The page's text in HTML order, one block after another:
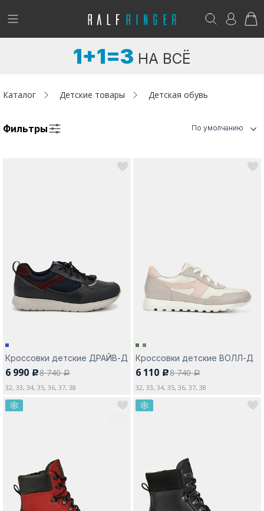
!
Женщинам
Адреса магазинов
Да, все верно Изменить город
Возникли вопросы? - club@ralf.ru
1+1=3 НА ВСЁ
Каталог Детские товары Детская обувь
Фильтры По умолчанию
Кроссовки детские ДРАЙВ-Д
6 990 c8 740a
32, 33, 34, 35, 36, 37, 38
Кроссовки детские ВОЛЛ-Д
6 110 c8 740a
32, 33, 34, 35, 36, 37, 38